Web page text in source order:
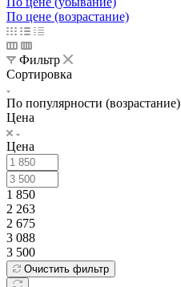
По цене (возрастание)
Фильтр
Сортировка
По популярности (возрастание)
Цена
Цена
1 850
2 263
2 675
3 088
3 500
Очистить фильтр